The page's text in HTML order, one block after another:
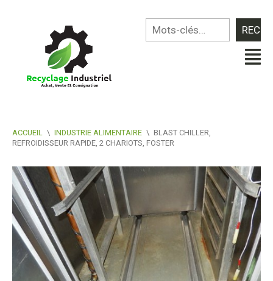
ACCUEIL \ INDUSTRIE ALIMENTAIRE \ BLAST CHILLER,
REFROIDISSEUR RAPIDE, 2 CHARIOTS, FOSTER